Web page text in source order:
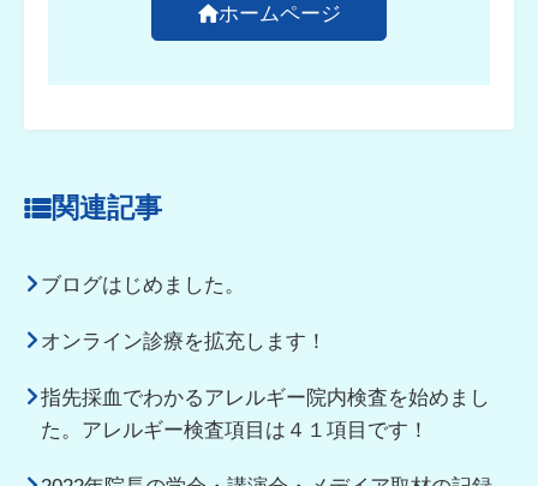
ホームページ
関連記事
ブログはじめました。
オンライン診療を拡充します！
指先採血でわかるアレルギー院内検査を始めまし
た。アレルギー検査項目は４１項目です！